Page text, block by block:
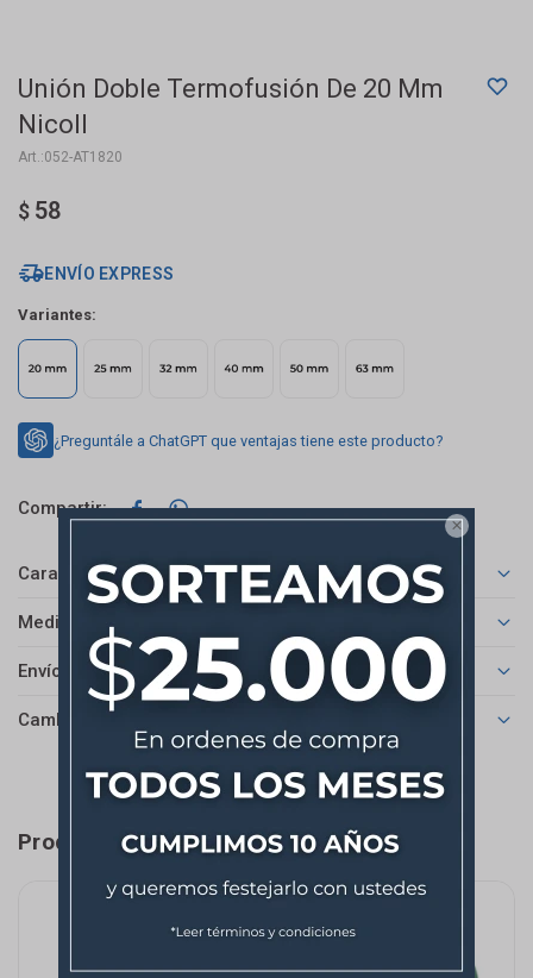

Unión Doble Termofusión De 20 Mm
Nicoll
052-AT1820
$ 58
ENVÍO EXPRESS
Variantes:
¿Preguntále a ChatGPT que ventajas tiene este producto?
 
Características
Medios de pago
Envíos
Cambios y Devoluciones
Productos que te pueden interesar